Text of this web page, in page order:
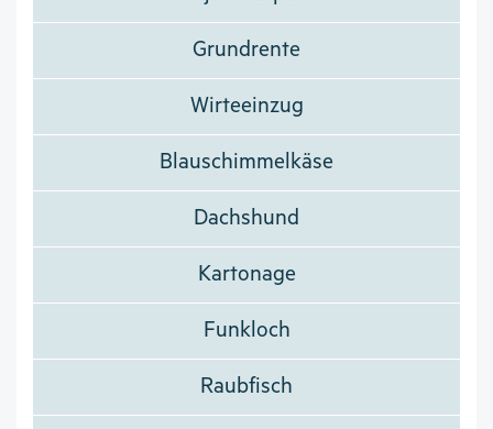
Grundrente
Wirteeinzug
Blauschimmelkäse
Dachshund
Kartonage
Funkloch
Raubfisch